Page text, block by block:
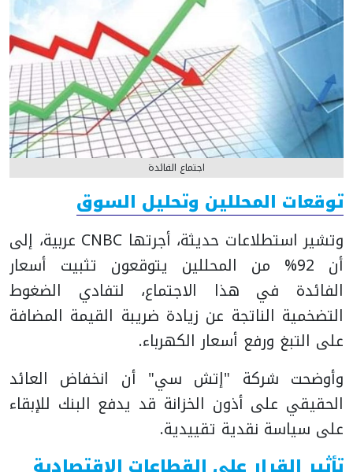
اجتماع الفائدة
توقعات المحللين وتحليل السوق
وتشير استطلاعات حديثة، أجرتها CNBC عربية، إلى
أن 92% من المحللين يتوقعون تثبيت أسعار
الفائدة في هذا الاجتماع، لتفادي الضغوط
التضخمية الناتجة عن زيادة ضريبة القيمة المضافة
على التبغ ورفع أسعار الكهرباء.
وأوضحت شركة "إتش سي" أن انخفاض العائد
الحقيقي على أذون الخزانة قد يدفع البنك للإبقاء
على سياسة نقدية تقييدية.